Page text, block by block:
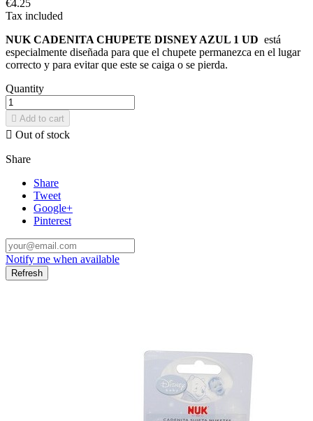
€4.25
Tax included
NUK CADENITA CHUPETE DISNEY AZUL 1 UD está
especialmente diseñada para que el chupete permanezca en el lugar
correcto y para evitar que este se caiga o se pierda.
Quantity
 Add to cart
 Out of stock
Share
Share
Tweet
Google+
Pinterest
Notify me when available